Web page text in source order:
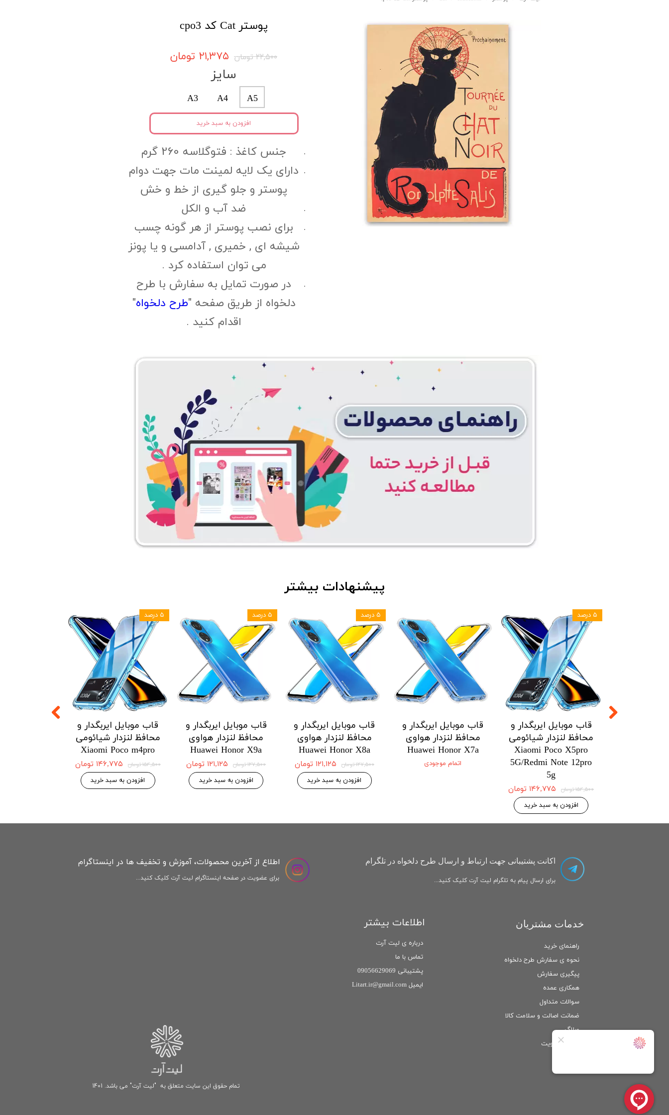
پوستر Cat کد cpo3
۲۲,۵۰۰ تومان ۲۱,۳۷۵ تومان
جنس کاغذ :‌ فتوگلاسه 260 گرم
دارای یک لایه لمینت مات جهت دوام
پوستر و جلو گیری از خط و خش
ضد آب و الکل
برای نصب پوستر از هر گونه چسب
شیشه ای , خمیری , آدامسی و یا پونز
می توان استفاده کرد .
در صورت تمایل به سفارش با طرح
دلخواه از طریق صفحه "طرح دلخواه"
اقدام کنید .
سایز
A5
A4
A3
افزودن به سبد خرید
قاب موبایل ایربگدار و
محافظ لنزدار شیائومی
Xiaomi Poco m4pro
۱۵۴,۵۰۰ تومان ۱۴۶,۷۷۵ تومان
افزودن به سبد خرید
۵ درصد
قاب موبایل ایربگدار و
محافظ لنزدار هواوی
Huawei Honor X9a
۱۲۷,۵۰۰ تومان ۱۲۱,۱۲۵ تومان
افزودن به سبد خرید
۵ درصد
قاب موبایل ایربگدار و
محافظ لنزدار هواوی
Huawei Honor X8a
۱۲۷,۵۰۰ تومان ۱۲۱,۱۲۵ تومان
افزودن به سبد خرید
۵ درصد
قاب موبایل ایربگدار و
محافظ لنزدار هواوی
Huawei Honor X7a
اتمام موجودی
قاب موبایل ایربگدار و
محافظ لنزدار شیائومی
Xiaomi Poco X5pro
5G/Redmi Note 12pro
5g
۱۵۴,۵۰۰ تومان ۱۴۶,۷۷۵ تومان
افزودن به سبد خرید
۵ درصد
پیشنهادات بیشتر
راهنمای خرید
نحوه ی سفارش طرح دلخواه
پیگیری سفارش
همکاری عمده
سوالات متداول
ضمانت اصالت و سلامت كالا
وبلاگ
خدمات مشتریان
اکانت پشتیبانی جهت ارتباط و ارسال طرح دلخواه در تلگرام
برای ارسال پیام به تلگرام لیت آرت کلیک کنید...
اطلاعات بیشتر
درباره ی لیت آرت
تماس با ما
پشتیبانی 09056629069
ایمیل Litart.ir@gmail.com
تمام حقوق این سایت متعلق به "لیت آرت" می باشد. 1401
اطلاع از آخرین محصولات، آموزش و تخفیف ها در اینستاگرام
برای عضویت در صفحه اینستاگرام لیت آرت کلیک کنید...
عضویت